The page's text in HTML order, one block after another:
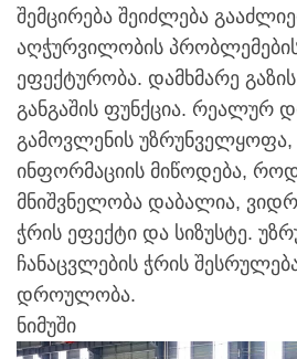
შემცირება შეიძლება
აღჭურვილობის
ეფექტურობა. დამხმარე
განგაშის ფუნქცია. რეალურ
გამოვლენის
ინფორმაციის მიწოდება,
მნიშვნელობა დაბალია,
ჭრის ეფექტი და სიზუსტე.
ჩანაცვლების ჭრის
დროულობა.
ნიმუში